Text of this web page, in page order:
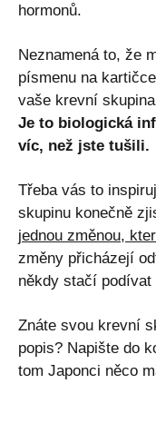
hormonů.
Neznamená to, že
písmenu na
vaše krevní
Je to biologická
víc, než jste tušili.
Třeba vás to
skupinu konečně
jednou změnou,
změny přicházejí
někdy stačí
Znáte svou krevní
popis? Napište do
tom Japonci něco